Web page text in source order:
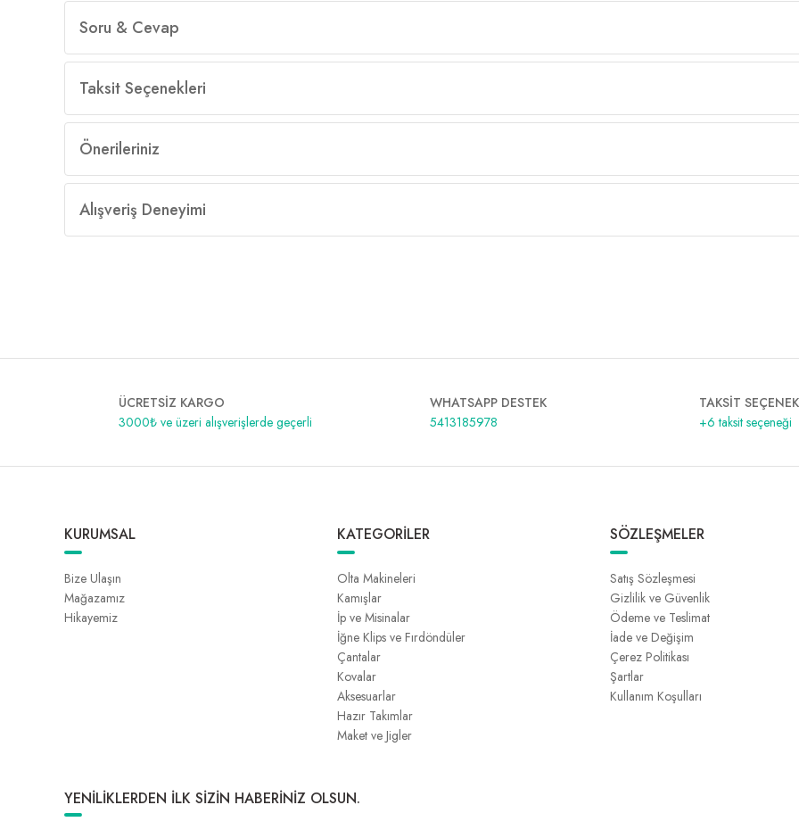
Soru & Cevap
Taksit Seçenekleri
Önerileriniz
Alışveriş Deneyimi
ÜCRETSİZ KARGO
3000₺ ve üzeri alışverişlerde geçerli
WHATSAPP DESTEK
5413185978
TAKSİT
+6 taksit seçeneği
KURUMSAL
Bize Ulaşın
Mağazamız
Hikayemiz
KATEGORİLER
Olta Makineleri
Kamışlar
İp ve Misinalar
İğne Klips ve Fırdöndüler
Çantalar
Kovalar
Aksesuarlar
Hazır Takımlar
Maket ve Jigler
SÖZLEŞMELER
Satış Sözleşmesi
Gizlilik ve Güvenlik
Ödeme ve Teslimat
İade ve Değişim
Çerez Politikası
Şartlar
Kullanım Koşulları
YENİLİKLERDEN İLK SİZİN HABERİNİZ OLSUN.